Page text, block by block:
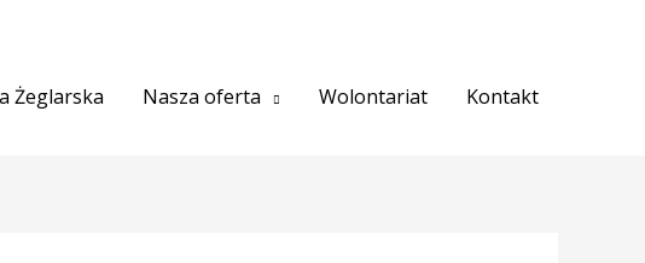
Żeglarska Nasza oferta Wolontariat Kontakt